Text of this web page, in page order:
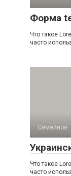
Форма
Что такое
часто
Семейное
Что такое
часто